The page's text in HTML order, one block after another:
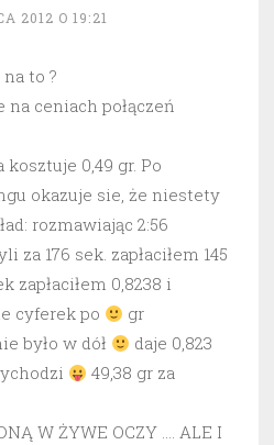
2012 O 19:21
to ?
ceniach połączeń
kosztuje 0,49 gr. Po
okazuje sie, że niestety
rozmawiając 2:56
za 176 sek. zapłaciłem 145
zapłaciłem 0,8238 i
cyferek po
gr
było w dół
daje 0,823
49,38 gr za
W ŻYWE OCZY …. ALE I